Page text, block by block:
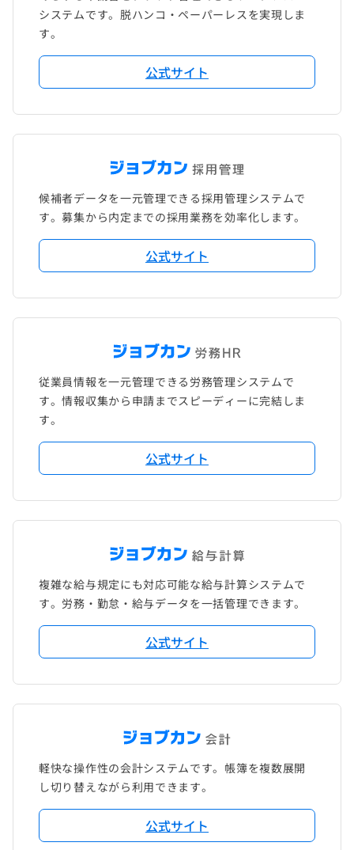
システムです。脱ハンコ・ペーパーレスを実現しま
す。
公式サイト
候補者データを一元管理できる採用管理システムで
す。募集から内定までの採用業務を効率化します。
公式サイト
従業員情報を一元管理できる労務管理システムで
す。情報収集から申請までスピーディーに完結しま
す。
公式サイト
複雑な給与規定にも対応可能な給与計算システムで
す。労務・勤怠・給与データを一括管理できます。
公式サイト
軽快な操作性の会計システムです。帳簿を複数展開
し切り替えながら利用できます。
公式サイト